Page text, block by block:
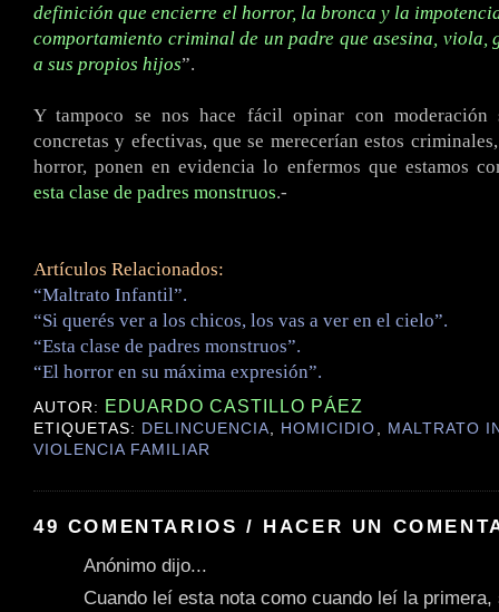
definición que encierre el horror, la bronca y la
comportamiento criminal de un padre que asesina, viola,
a sus propios hijos”.
Y tampoco se nos hace fácil opinar con moderación
concretas y efectivas, que se merecerían estos
horror, ponen en evidencia lo enfermos que estamos
esta clase de padres monstruos.-
Artículos Relacionados:
“Maltrato Infantil”.
“Si querés ver a los chicos, los vas a ver en el cielo”.
“Esta clase de padres monstruos”.
“El horror en su máxima expresión”.
AUTOR: EDUARDO CASTILLO PÁEZ
ETIQUETAS: DELINCUENCIA, HOMICIDIO , MALTRATO
VIOLENCIA FAMILIAR
49 COMENTARIOS / HACER UN
Anónimo dijo...
Cuando leí esta nota como cuando leí la